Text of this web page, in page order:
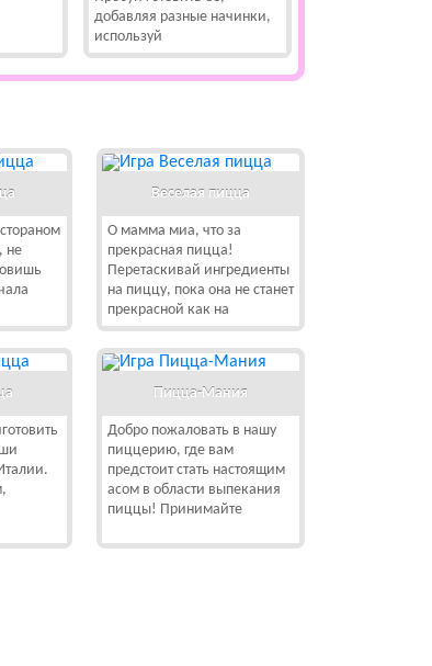
добавляя разные начинки,
используй
не
Веселая пицца
О мамма миа, что за
прекрасная пицца!
Перетаскивай ингредиенты
на пиццу, пока она не станет
прекрасной как на
Пицца-Мания
Добро пожаловать в нашу
пиццерию, где вам
предстоит стать настоящим
асом в области выпекания
пиццы! Принимайте